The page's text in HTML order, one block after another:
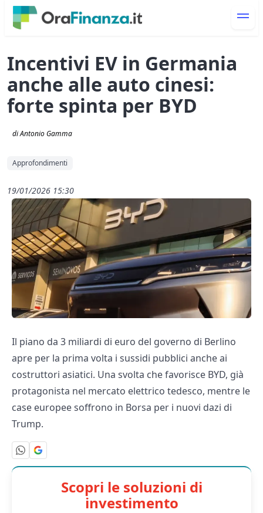
Incentivi EV in Germania
anche alle auto cinesi:
forte spinta per BYD
di Antonio Gamma
Approfondimenti
19/01/2026 15:30
Il piano da 3 miliardi di euro del governo di Berlino
apre per la prima volta i sussidi pubblici anche ai
costruttori asiatici. Una svolta che favorisce BYD, già
protagonista nel mercato elettrico tedesco, mentre le
case europee soffrono in Borsa per i nuovi dazi di
Trump.
Scopri le soluzioni di
investimento